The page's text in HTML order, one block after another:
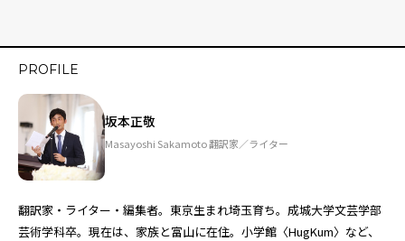
PROFILE
坂本正敬
Masayoshi Sakamoto 翻訳家／ライター
翻訳家・ライター・編集者。東京生まれ埼玉育ち。成城大学文芸学部
芸術学科卒。現在は、家族と富山に在住。小学館〈HugKum〉など、